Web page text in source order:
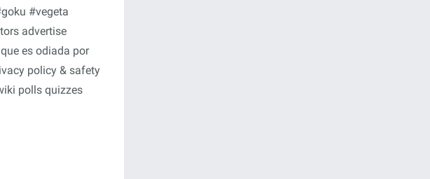
#vegeta
advertise
es odiada por
policy & safety
polls quizzes